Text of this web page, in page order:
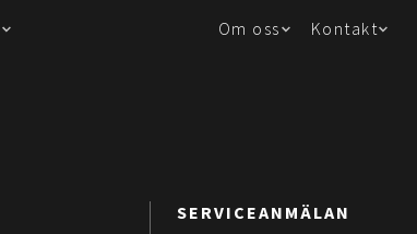
Om oss Kontakt
SERVICEANMÄLAN